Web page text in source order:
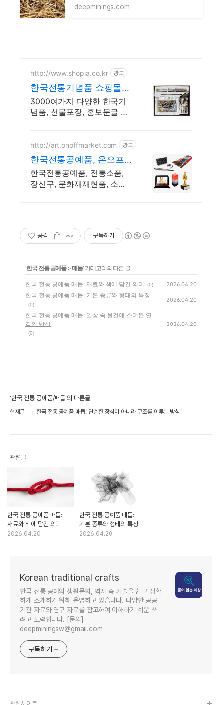
deepminings.com
http://www.shopia.co.kr 광고
한국전통기념품 쇼핑몰
쇼피아
3000여가지 다양한 한국기
념품, 선물포장, 홍보문글 즉
http://art.onoffmarket.com 광고
한국전통공예품, 온오프
공예
한국전통공예품, 전통소품,
장신구, 문화재재현품, 소중
공감 구독하기
'한국 전통 공예품>매듭' 카테고리의 다른 글
한국 전통 공예품 매듭: 재료와 색에 담긴 의미 (0) 2026.04.20
한국 전통 공예품 매듭: 기본 종류와 형태의 특징
(0)
2026.04.20
한국 전통 공예품 매듭: 일상 속 물건에 스며든 연
결의 방식
(0)
2026.04.20
'한국 전통 공예품/매듭'의 다른글
현재글 한국 전통 공예품 매듭: 단순한 장식이 아니라 구조를 이루는 방식
관련글
한국 전통 공예품 매듭:
재료와 색에 담긴 의미
2026.04.20
한국 전통 공예품 매듭:
기본 종류와 형태의 특징
2026.04.20
Korean traditional crafts
한국 전통 공예와 생활문화, 역사 속 기술을 쉽고 정확
하게 소개하기 위해 운영하고 있습니다. 다양한 공공
기관 자료와 연구 자료를 참고하여 이해하기 쉬운 쓰
려고 노력합니다. [문의]
deepminingsw@gmail.com
구독하기
관련사이트